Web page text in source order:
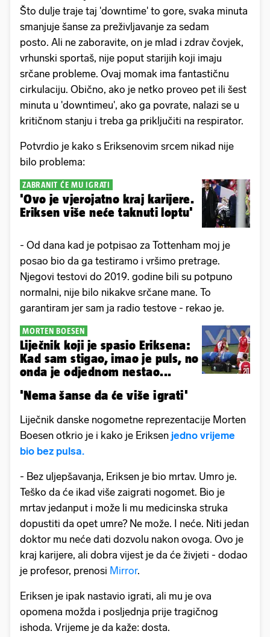
Što dulje traje taj 'downtime' to gore, svaka minuta
smanjuje šanse za preživljavanje za sedam
posto. Ali ne zaboravite, on je mlad i zdrav čovjek,
vrhunski sportaš, nije poput starijih koji imaju
srčane probleme. Ovaj momak ima fantastičnu
cirkulaciju. Obično, ako je netko proveo pet ili šest
minuta u 'downtimeu', ako ga povrate, nalazi se u
kritičnom stanju i treba ga priključiti na respirator.
Potvrdio je kako s Eriksenovim srcem nikad nije
bilo problema:
ZABRANIT ĆE MU IGRATI
'Ovo je vjerojatno kraj karijere.
Eriksen više neće taknuti loptu'
- Od dana kad je potpisao za Tottenham moj je
posao bio da ga testiramo i vršimo pretrage.
Njegovi testovi do 2019. godine bili su potpuno
normalni, nije bilo nikakve srčane mane. To
garantiram jer sam ja radio testove - rekao je.
MORTEN BOESEN
Liječnik koji je spasio Eriksena:
Kad sam stigao, imao je puls, no
onda je odjednom nestao...
'Nema šanse da će više igrati'
Liječnik danske nogometne reprezentacije Morten
Boesen otkrio je i kako je Eriksen jedno vrijeme
bio bez pulsa.
- Bez uljepšavanja, Eriksen je bio mrtav. Umro je.
Teško da će ikad više zaigrati nogomet. Bio je
mrtav jedanput i može li mu medicinska struka
dopustiti da opet umre? Ne može. I neće. Niti jedan
doktor mu neće dati dozvolu nakon ovoga. Ovo je
kraj karijere, ali dobra vijest je da će živjeti - dodao
je profesor, prenosi Mirror.
Eriksen je ipak nastavio igrati, ali mu je ova
opomena možda i posljednja prije tragičnog
ishoda. Vrijeme je da kaže: dosta.